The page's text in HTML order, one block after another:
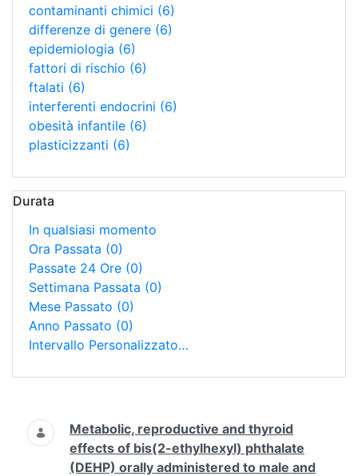
contaminanti chimici (6)
differenze di genere (6)
epidemiologia (6)
fattori di rischio (6)
ftalati (6)
interferenti endocrini (6)
obesità infantile (6)
plasticizzanti (6)
Durata
In qualsiasi momento
Ora Passata (0)
Passate 24 Ore (0)
Settimana Passata (0)
Mese Passato (0)
Anno Passato (0)
Intervallo Personalizzato…
Ricerca
Metabolic, reproductive and thyroid
effects of bis(2-ethylhexyl) phthalate
(DEHP) orally administered to male and